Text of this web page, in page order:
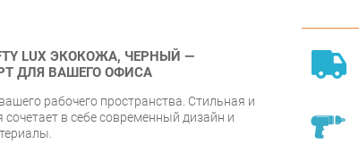
LUX ЭКОКОЖА, ЧЕРНЫЙ —
ДЛЯ ВАШЕГО ОФИСА
рабочего пространства. Стильная и
в себе современный дизайн и